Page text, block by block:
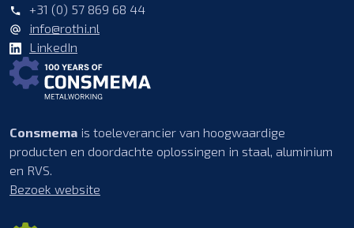
+31 (0) 57 869 68 44
info@rothi.nl
LinkedIn
Consmema is toeleverancier van hoogwaardige
producten en doordachte oplossingen in staal, aluminium
en RVS.
Bezoek website